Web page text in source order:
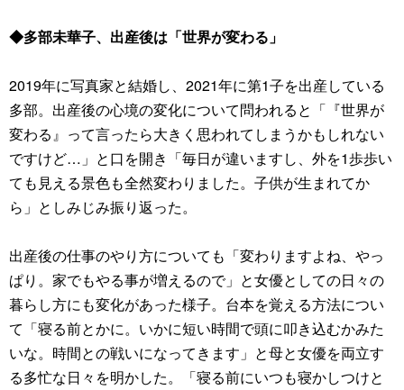
◆多部未華子、出産後は「世界が変わる」
2019年に写真家と結婚し、2021年に第1子を出産している
多部。出産後の心境の変化について問われると「『世界が
変わる』って言ったら大きく思われてしまうかもしれない
ですけど…」と口を開き「毎日が違いますし、外を1歩歩い
ても見える景色も全然変わりました。子供が生まれてか
ら」としみじみ振り返った。
出産後の仕事のやり方についても「変わりますよね、やっ
ぱり。家でもやる事が増えるので」と女優としての日々の
暮らし方にも変化があった様子。台本を覚える方法につい
て「寝る前とかに。いかに短い時間で頭に叩き込むかみた
いな。時間との戦いになってきます」と母と女優を両立す
る多忙な日々を明かした。「寝る前にいつも寝かしつけと